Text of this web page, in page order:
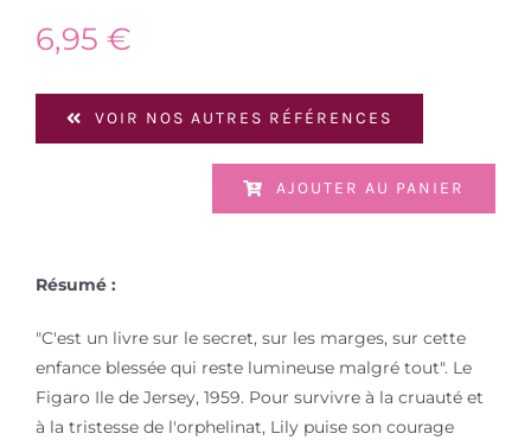
6,95 €
VOIR NOS AUTRES RÉFÉRENCES
AJOUTER AU PANIER
Résumé :
"C'est un livre sur le secret, sur les marges, sur cette
enfance blessée qui reste lumineuse malgré tout". Le
Figaro Ile de Jersey, 1959. Pour survivre à la cruauté et
à la tristesse de l'orphelinat, Lily puise son courage